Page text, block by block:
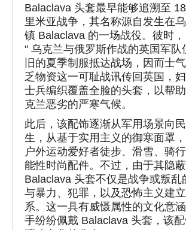
Balaclava 头套最早能够追溯至
里米亚战争，其名称源自发生在
镇 Balaclava 的一场战役。彼时
" 乌克兰与俄罗斯作战的英国军队
旧的夏季制服抵达战场，因而士
乏物资这一可耻战讯传回英国，
士兵编织覆盖全脸的头套，以帮
克兰恶劣的严寒气候。
此后，该配饰逐渐从军用场景向
生，从基于实用主义的御寒面罩
户外运动爱好者徒步、滑雪、骑
能性时尚配件。不过，由于其隐蔽
Balaclava 头套不仅是战争或叛乱
与暴力、犯罪，以及恐怖主义建
系。这一具有威慑属性的文化意
手纷纷佩戴 Balaclava 头套，该